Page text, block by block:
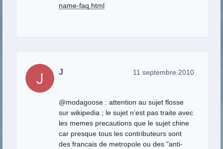
name-faq.html
J 11 septembre 2010
@modagoose : attention au sujet flosse
sur wikipedia ; le sujet n’est pas traite avec
les memes precautions que le sujet chine
car presque tous les contributeurs sont
des francais de metropole ou des "anti-